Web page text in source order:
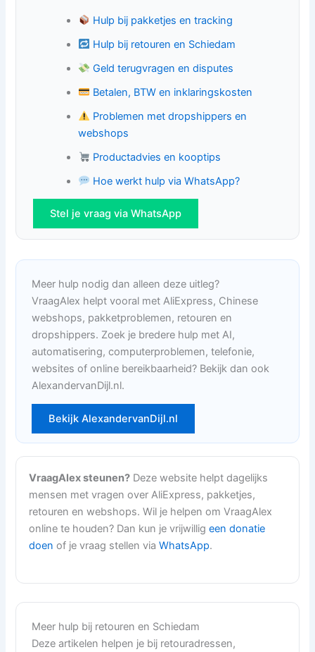
Hulp bij pakketjes en tracking
Hulp bij retouren en Schiedam
Geld terugvragen en disputes
Betalen, BTW en inklaringskosten
Problemen met dropshippers en
webshops
Productadvies en kooptips
Hoe werkt hulp via WhatsApp?
Stel je vraag via WhatsApp
Meer hulp nodig dan alleen deze uitleg?
VraagAlex helpt vooral met AliExpress, Chinese
webshops, pakketproblemen, retouren en
dropshippers. Zoek je bredere hulp met AI,
automatisering, computerproblemen, telefonie,
websites of online bereikbaarheid? Bekijk dan ook
AlexandervanDijl.nl.
Bekijk AlexandervanDijl.nl
VraagAlex steunen? Deze website helpt dagelijks
mensen met vragen over AliExpress, pakketjes,
retouren en webshops. Wil je helpen om VraagAlex
online te houden? Dan kun je vrijwilligeen donatie
doen of je vraag stellen viaWhatsApp.
Meer hulp bij retouren en Schiedam
Deze artikelen helpen je bij retouradressen,